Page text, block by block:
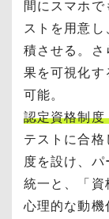
間にスマホ
ストを用意し
積させる。さ
果を可視化す
可能。
認定資格制
テストに合格
度を設け、
統一と、「資
心理的な動機